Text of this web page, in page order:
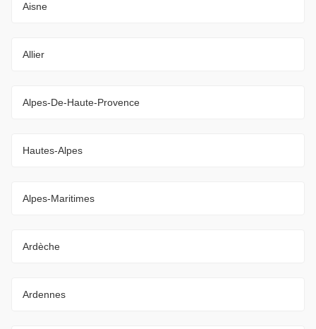
Aisne
Allier
Alpes-De-Haute-Provence
Hautes-Alpes
Alpes-Maritimes
Ardèche
Ardennes